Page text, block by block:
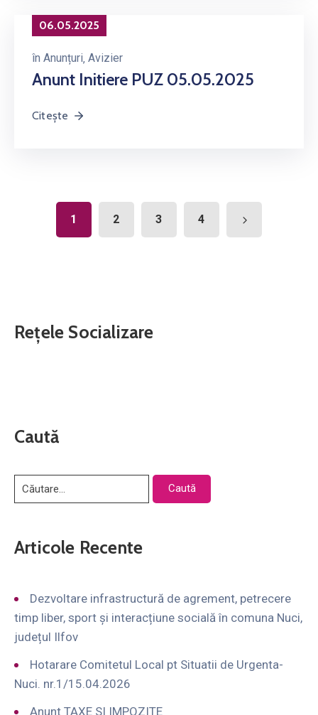
06.05.2025
în Anunțuri Avizier
Anunt Initiere PUZ 05.05.2025
Citește
1 2 3 4
Rețele Socializare
Caută
Articole Recente
Dezvoltare infrastructură de agrement, petrecere
timp liber, sport și interacțiune socială în comuna Nuci,
județul Ilfov
Hotarare Comitetul Local pt Situatii de Urgenta-
Nuci. nr.1/15.04.2026
Anunt TAXE SI IMPOZITE